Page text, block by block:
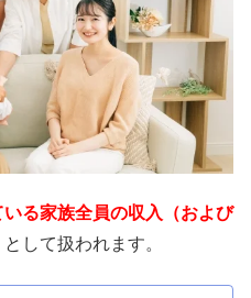
いる家族全員の収入（および
して扱われます。